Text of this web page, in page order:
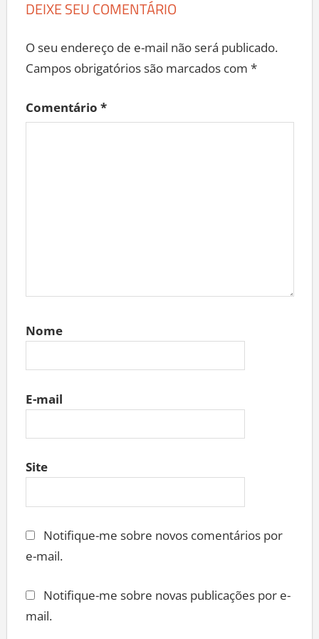
DEIXE SEU COMENTÁRIO
O seu endereço de e-mail não será publicado.
Campos obrigatórios são marcados com *
Comentário *
Nome
E-mail
Site
Notifique-me sobre novos comentários por
e-mail.
Notifique-me sobre novas publicações por e-
mail.